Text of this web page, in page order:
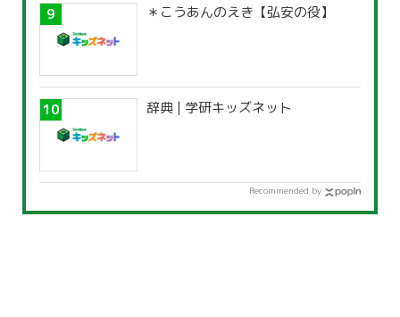
＊こうあんのえき【弘安の役】
辞典 | 学研キッズネット
Recommended by